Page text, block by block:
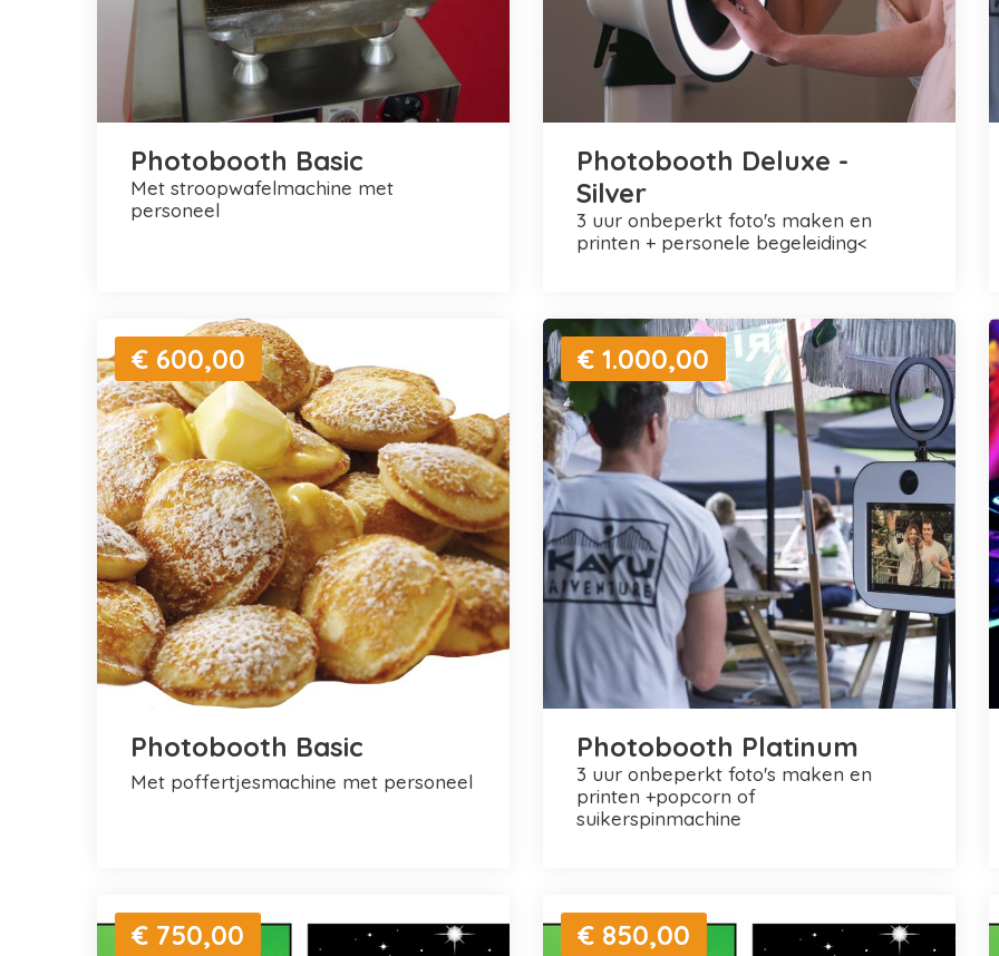
Photobooth Basic
met stroopwafelmachine met
personeel
Photobooth Deluxe -
Silver
3 uur onbeperkt foto's maken en
printen + personele begeleiding<
€ 600,00
Photobooth Basic
met poffertjesmachine met personeel
€ 1.000,00
Photobooth Platinum
3 uur onbeperkt foto's maken en
printen +popcorn of
suikerspinmachine
€ 750,00 € 850,00